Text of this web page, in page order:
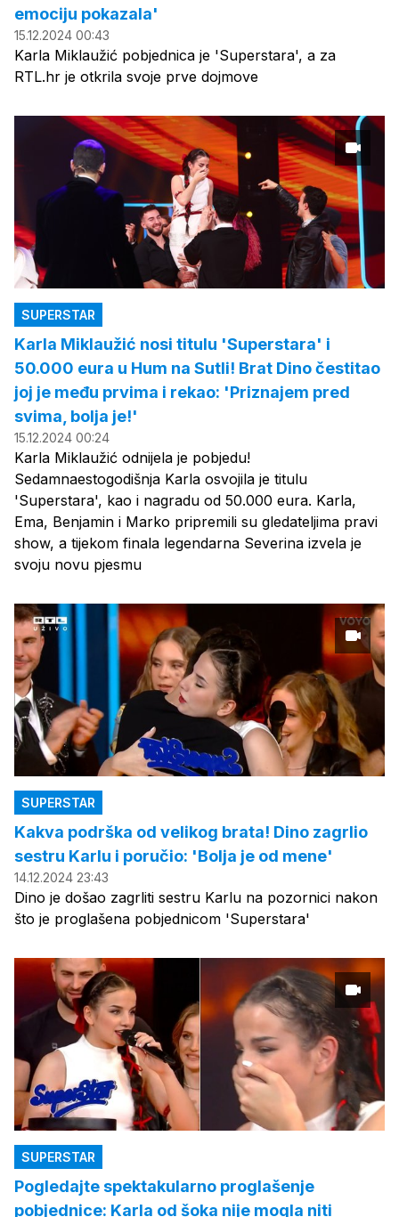
emociju pokazala'
15.12.2024 00:43
Karla Miklaužić pobjednica je 'Superstara', a za
RTL.hr je otkrila svoje prve dojmove
SUPERSTAR
Karla Miklaužić nosi titulu 'Superstara' i
50.000 eura u Hum na Sutli! Brat Dino čestitao
joj je među prvima i rekao: 'Priznajem pred
svima, bolja je!'
15.12.2024 00:24
Karla Miklaužić odnijela je pobjedu!
Sedamnaestogodišnja Karla osvojila je titulu
'Superstara', kao i nagradu od 50.000 eura. Karla,
Ema, Benjamin i Marko pripremili su gledateljima pravi
show, a tijekom finala legendarna Severina izvela je
svoju novu pjesmu
SUPERSTAR
Kakva podrška od velikog brata! Dino zagrlio
sestru Karlu i poručio: 'Bolja je od mene'
14.12.2024 23:43
Dino je došao zagrliti sestru Karlu na pozornici nakon
što je proglašena pobjednicom 'Superstara'
SUPERSTAR
Pogledajte spektakularno proglašenje
pobjednice: Karla od šoka nije mogla niti